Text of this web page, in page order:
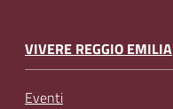
VIVERE REGGIO EMILIA
Eventi